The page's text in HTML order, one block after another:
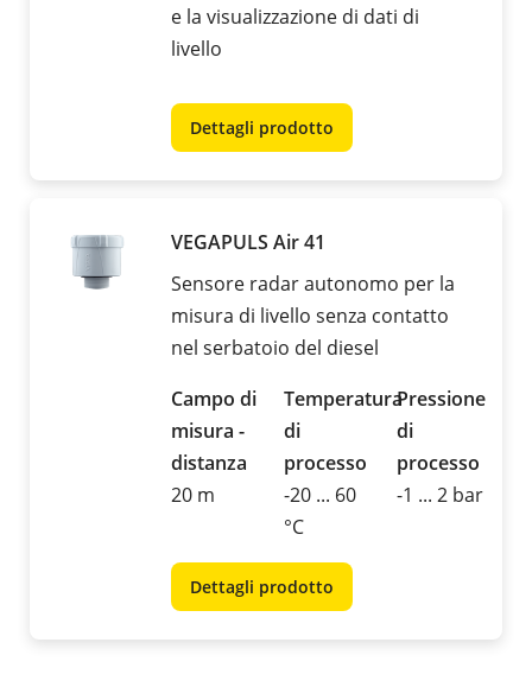
e la visualizzazione di dati di
livello
Dettagli prodotto
VEGAPULS Air 41
Sensore radar autonomo per la
misura di livello senza contatto
nel serbatoio del diesel
Campo di
misura -
distanza
20 m
Temperatura
di
processo
-20 ... 60
°C
Pressione
di
processo
-1 ... 2 bar
Dettagli prodotto